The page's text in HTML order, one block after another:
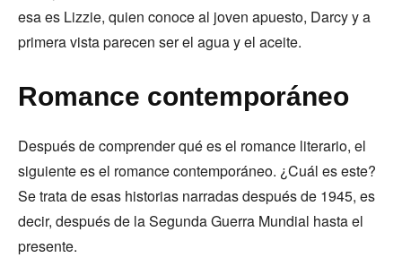
esa es Lizzie, quien conoce al joven apuesto, Darcy y a
primera vista parecen ser el agua y el aceite.
Romance contemporáneo
Después de comprender qué es el romance literario, el
siguiente es el romance contemporáneo. ¿Cuál es este?
Se trata de esas historias narradas después de 1945, es
decir, después de la Segunda Guerra Mundial hasta el
presente.